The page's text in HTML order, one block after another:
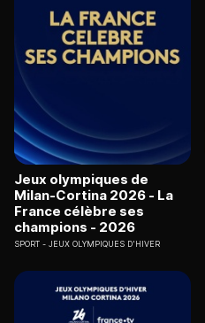
Jeux olympiques de
Milan-Cortina 2026 - La
France célèbre ses
champions - 2026
SPORT JEUX OLYMPIQUES D'HIVER